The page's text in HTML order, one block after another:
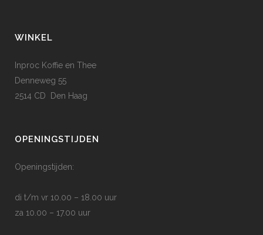
gekozen
de
productpagina
WINKEL
Inproc Koffie en Thee
Denneweg 55
2514 CD Den Haag
OPENINGSTIJDEN
Openingstijden:
di t/m vr 10.00 – 18.00 uur
za 10.00 – 17.00 uur